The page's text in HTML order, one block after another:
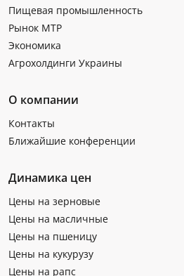
Пищевая промышленность
Рынок МТР
Экономика
Агрохолдинги Украины
О компании
Контакты
Ближайшие конференции
Динамика цен
Цены на зерновые
Цены на масличные
Цены на пшеницу
Цены на кукурузу
Цены на рапс